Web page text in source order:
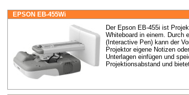
EPSON EB-455Wi
Der Epson EB-455i ist
Whiteboard in einem. Durch
(Interactive Pen) kann der
Projektor eigene Notizen
Unterlagen einfügen und
Projektionsabstand und